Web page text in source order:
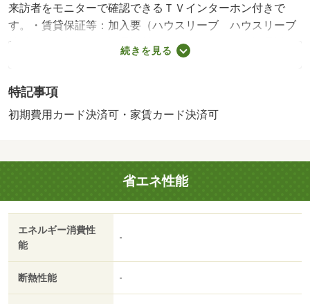
来訪者をモニターで確認できるＴＶインターホン付きで
す。・賃貸保証等：加入要（ハウスリーブ ハウスリーブ
株式会社 契約時保証委託料：２．２万／月額保証委託
料：賃料総額の２．２％又は５．５％）・管理形態／管理
ッキリまとめて収納できる独立洗面台が付いております。
直接会わずにインターホン越しに来訪者を確認できるの
続きを見る
特記事項
初期費用カード決済可・家賃カード決済可
省エネ性能
エネルギー消費性
能
-
断熱性能 -